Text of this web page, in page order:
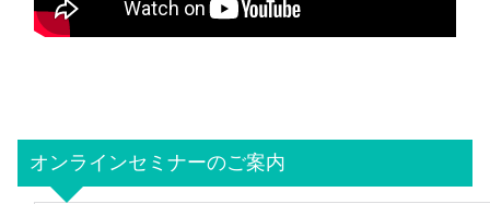
オンラインセミナーのご案内